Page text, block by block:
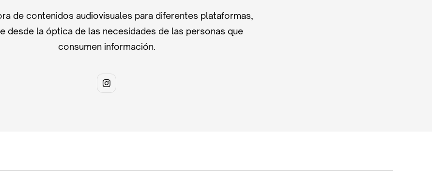
de contenidos audiovisuales para diferentes plataformas,
desde la óptica de las necesidades de las personas que
consumen información.